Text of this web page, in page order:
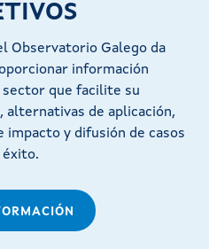
Observatorio Galego da
información
sector que facilite su
alternativas de aplicación,
impacto y difusión de casos
éxito.